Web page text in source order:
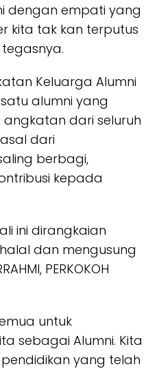
dengan empati yang
kita tak kan terputus
Keluarga Alumni
alumni yang
dari seluruh
dari
berbagi,
kepada
ini dirangkaian
dan mengusung
PERKOKOH
untuk
sebagai Alumni. Kita
yang telah